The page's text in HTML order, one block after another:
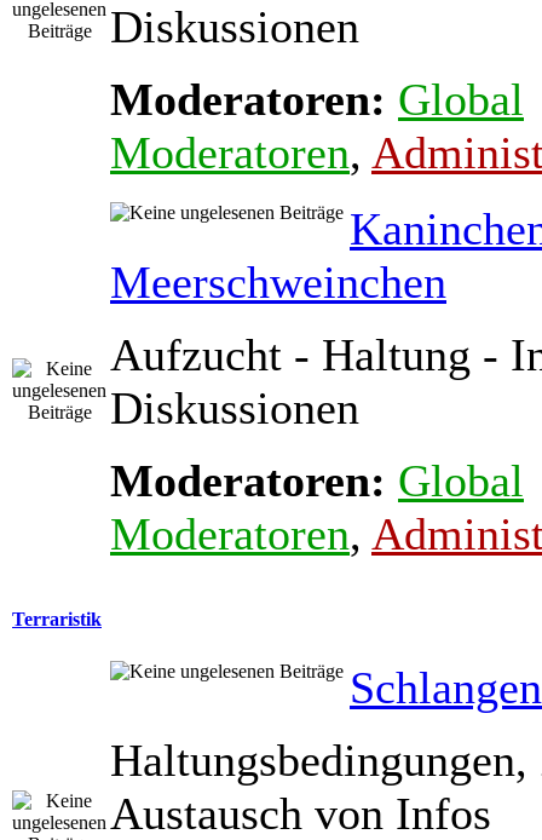
Diskussionen
Moderatoren: Global
Moderatoren,
Meerschweinchen
Aufzucht - Haltung -
Diskussionen
Moderatoren: Global
Moderatoren,
Terraristik
Austausch von Infos